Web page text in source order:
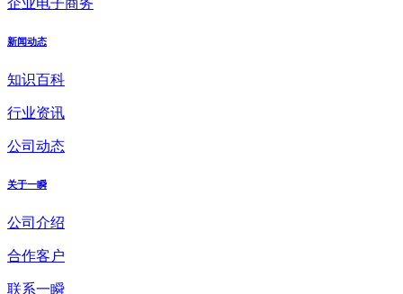
新闻动态
知识百科
行业资讯
公司动态
关于一瞬
公司介绍
合作客户
联系一瞬